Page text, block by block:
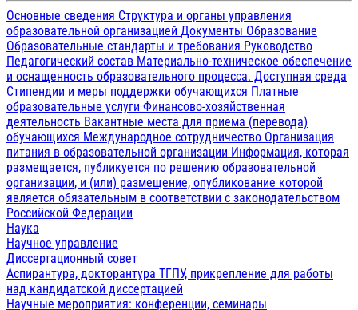
Основные сведения Структура и органы управления
образовательной организацией Документы Образование
Образовательные стандарты и требования Руководство
Педагогический состав Материально-техническое обеспечение
и оснащенность образовательного процесса. Доступная среда
Стипендии и меры поддержки обучающихся Платные
образовательные услуги Финансово-хозяйственная
деятельность Вакантные места для приема (перевода)
обучающихся Международное сотрудничество Организация
питания в образовательной организации Информация, которая
размещается, публикуется по решению образовательной
организации, и (или) размещение, опубликование которой
является обязательным в соответствии с законодательством
Российской Федерации
Наука
Научное управление
Диссертационный совет
Аспирантура, докторантура ТГПУ, прикрепление для работы
над кандидатской диссертацией
Научные мероприятия: конференции, семинары